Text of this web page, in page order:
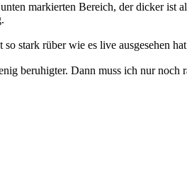
markierten Bereich, der dicker ist
stark rüber wie es live ausgesehen
beruhigter. Dann muss ich nur